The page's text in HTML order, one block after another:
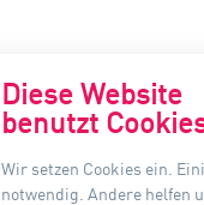
KONTAKT
Diese Website
benutzt
Wir setzen Cookies ein.
notwendig. Andere helfen